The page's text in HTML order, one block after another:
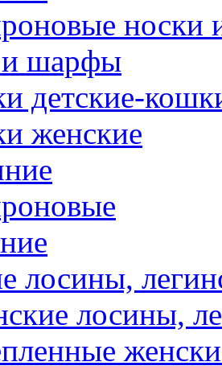
носки
шарфы
детские-
женские
лосины,
лосины,